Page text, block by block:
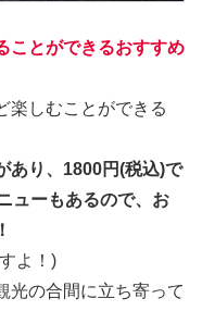
ことができるおすすめ
楽しむことができる
あり、 1800円(税込)で
ューもあるので、お
よ！)
光の合間に立ち寄って